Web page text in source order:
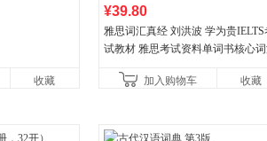
收藏
¥39.80
雅思词汇真经 刘洪波 学为贵IELTS
试教材 雅思考试资料单词书核心
加入购物车
收藏